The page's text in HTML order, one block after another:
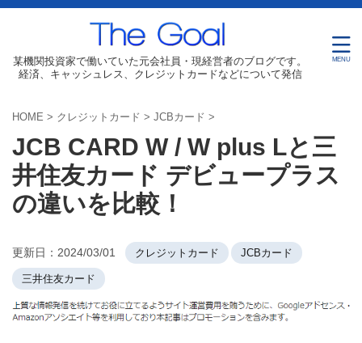
某機関投資家で働いていた元会社員・現経営者のブログです。
経済、キャッシュレス、クレジットカードなどについて発信
HOME > クレジットカード > JCBカード >
JCB CARD W / W plus Lと三
井住友カード デビュープラス
の違いを比較！
更新日： 2024/03/01 クレジットカード JCBカード
三井住友カード